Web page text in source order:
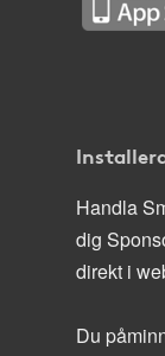
Handla
dig
direkt i
Du